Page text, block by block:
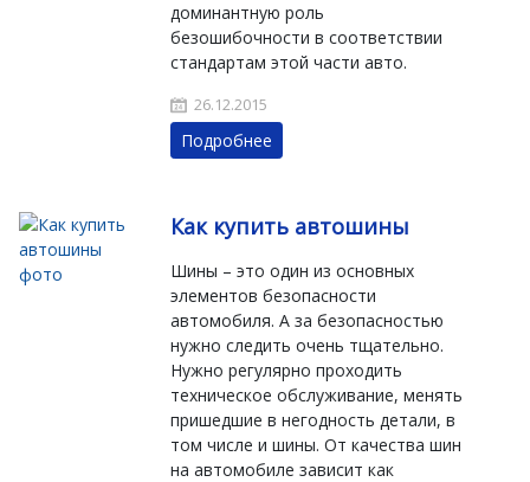
доминантную роль
безошибочности в соответствии
стандартам этой части авто.
26.12.2015
Подробнее
Как купить автошины
Шины – это один из основных
элементов безопасности
автомобиля. А за безопасностью
нужно следить очень тщательно.
Нужно регулярно проходить
техническое обслуживание, менять
пришедшие в негодность детали, в
том числе и шины. От качества шин
на автомобиле зависит как